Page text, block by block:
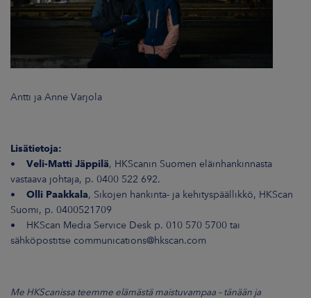
Antti ja Anne Varjola
Lisätietoja:
• Veli-Matti Jäppilä, HKScanin Suomen eläinhankinnasta
vastaava johtaja, p. 0400 522 692.
• Olli Paakkala, Sikojen hankinta- ja kehityspäällikkö, HKScan
Suomi, p. 0400521709
• HKScan Media Service Desk p. 010 570 5700 tai
sähköpostitse communications@hkscan.com
Me HKScanissa teemme elämästä maistuvampaa – tänään ja